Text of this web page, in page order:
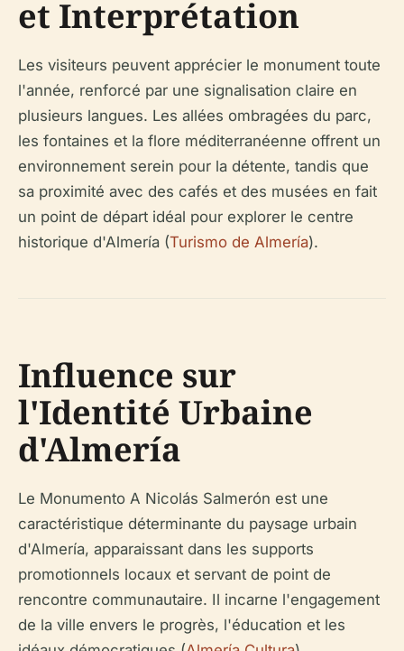
et Interprétation
Les visiteurs peuvent apprécier le monument toute
l'année, renforcé par une signalisation claire en
plusieurs langues. Les allées ombragées du parc,
les fontaines et la flore méditerranéenne offrent un
environnement serein pour la détente, tandis que
sa proximité avec des cafés et des musées en fait
un point de départ idéal pour explorer le centre
historique d'Almería (Turismo de Almería).
Influence sur
l'Identité Urbaine
d'Almería
Le Monumento A Nicolás Salmerón est une
caractéristique déterminante du paysage urbain
d'Almería, apparaissant dans les supports
promotionnels locaux et servant de point de
rencontre communautaire. Il incarne l'engagement
de la ville envers le progrès, l'éducation et les